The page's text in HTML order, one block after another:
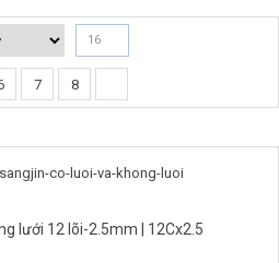
16
7 8
lưới 12 lõi-2.5mm | 12Cx2.5